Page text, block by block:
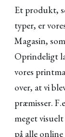
Et produkt,
typer, er
Magasin,
Oprindeligt
vores
over, at vi
præmisser.
meget
på alle